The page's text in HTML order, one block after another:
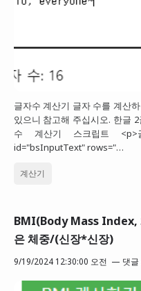
글자수 계산기 글자 수를 계산
있으니 참고해 주십시오. 한글
수 계산기 스크립트 <p>
id="bsInputText" rows="…
계산기
BMI(Body Mass Index,
은 체중/(신장*신장)
9/19/2024 12:30:00 오전 댓글